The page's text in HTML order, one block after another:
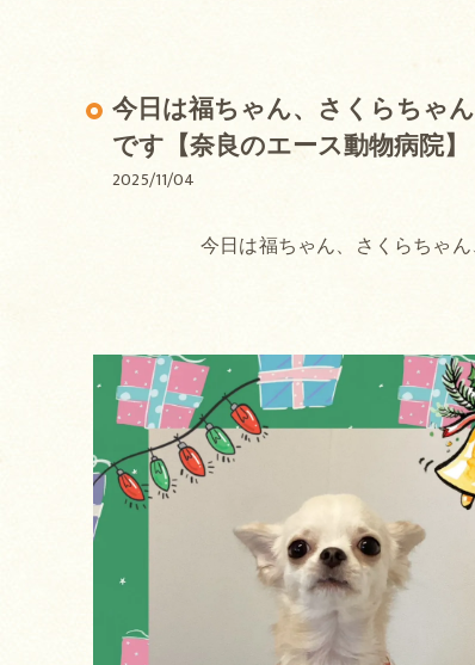
今日は福ちゃん、さくらちゃ
です【奈良のエース動物病院】
2025/11/04
今日は福ちゃん、さくらちゃ